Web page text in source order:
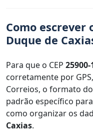
Como escrever
Duque de
Para que o CEP 25900-
corretamente por
Correios, o formato
padrão específico
como organizar os
Caxias.